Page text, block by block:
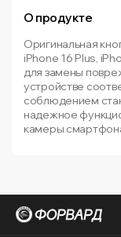
О продукте
Оригинальная
iPhone 16 Plus,
для замены
устройстве
соблюдением
надежное
камеры